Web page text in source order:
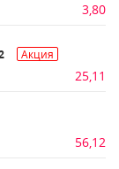
3,80
Акция
25,11
56,12